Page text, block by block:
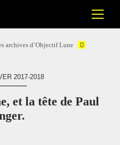
archives d’Objectif Lune
2017-2018
et la tête de Paul